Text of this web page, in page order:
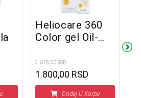
Heliocare 360
Color gel Oil-
SPF 50+ 50 ml
3.628,50 RSD
1.800,00 RSD
Dodaj U Korpu